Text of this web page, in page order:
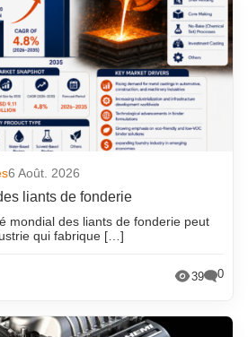
6 Août. 2026
liants de fonderie
mondial des liants de fonderie peut
qui fabrique […]
39 0